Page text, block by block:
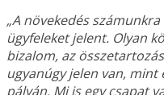
„A növekedés
ügyfeleket jelent. Olyan
bizalom, az
ugyanúgy jelen van, mint
pályán. Mi is egy csapat